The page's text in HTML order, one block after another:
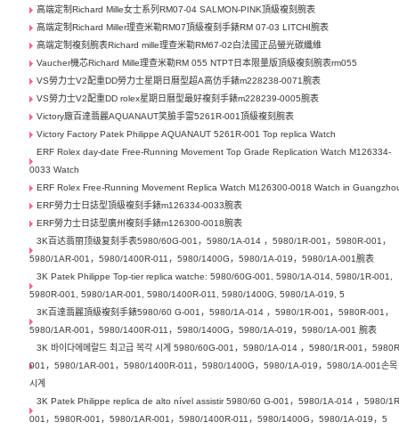
高端定制Richard Mille女士系列RM07-04 SALMON-PINK頂級複刻腕表
高端定制Richard Miller理查米勒RM07頂級複刻手錶RM 07-03 LITCHI腕表
高端定制複刻腕表Richard mille理查米勒RM67-02白法國正品螢光碳纖維
Vaucher機芯Richard Mille理查米勒RM 055 NTPT日本限量版頂級複刻腕表rm055
VS勞力士V2配重DD勞力士星期日曆型超A高仿手錶m228238-0071腕表
VS勞力士V2配重DD rolex星期日曆型最好複刻手錶m228239-0005腕表
Victory廠百達翡麗AQUANAUT笑臉手雷5261R-001頂級複刻腕表
Victory Factory Patek Philippe AQUANAUT 5261R-001 Top replica Watch
ERF Rolex day-date Free-Running Movement Top Grade Replication Watch M126334-
0033 Watch
ERF Rolex Free-Running Movement Replica Watch M126300-0018 Watch in
ERF勞力士日誌型頂級複刻手錶m126334-0033腕表
ERF勞力士日誌型廣州複刻手錶m126300-0018腕表
3K百达翡丽顶级复刻手表5980/60G-001，5980/1A-014 ，5980/1R-001，5980R-001，
5980/1AR-001，5980/1400R-011，5980/1400G，5980/1A-019，5980/1A-001腕表
3K Patek Philippe Top-tier replica watche: 5980/60G-001, 5980/1A-014, 5980/1R-001,
5980R-001, 5980/1AR-001, 5980/1400R-011, 5980/1400G, 5980/1A-019, 5
3K百達翡麗頂級複刻手錶5980/60 G-001，5980/1A-014 ，5980/1R-001，5980R-001，
5980/1AR-001，5980/1400R-011，5980/1400G，5980/1A-019，5980/1A-001 腕表
3K 바이다에메랄드 최고급 복각 시계 5980/60G-001，5980/1A-014 ，5980/1R-001，
001，5980/1AR-001，5980/1400R-011，5980/1400G，5980/1A-019，5980/1A-001손목
시계
3K Patek Philippe replica de alto nível assistir 5980/60 G-001，5980/1A-014 ，5980/
001，5980R-001，5980/1AR-001，5980/1400R-011，5980/1400G，5980/1A-019，5